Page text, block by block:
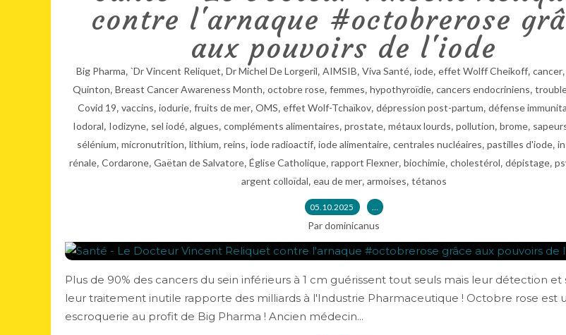
contre l'arnaque #octobrerose
aux pouvoirs de l'iode
Big Pharma, `Dr Vincent Reliquet, Dr Michel De Lorgeril, AIMSIB, Viva Santé, iode, effet Wolff Cheikoff, cancer,
Quinton, Breast Cancer Awareness Month, octobre rose, femmes, hypothyroïdie, cancers endocriniens,
Covid 19, vaccins, iodurie, fruits de mer, OMS, effet Wolf-Tchaïkov, dépression post-partum, défense
Iodoral, Iodizyne, sel iodé, algues, compléments alimentaires, prostate, métaux lourds, pollution, brome,
sélénium, micronutrition, lithium, reins, iode radioactif, iode alimentaire, centrales nucléaires, pastilles d'iode,
rénale, Cordarone, Gaëtan de Salvatore, Église Catholique, rapport Flexner, biochimie, cholestérol, dépistage,
argent colloïdal, eau de mer, armoises, tétanos
05.10.2025 …
Par dominicanus
Plus de 90% des cancers du sein inférieurs à 1 cm guérissent tout seuls mais leur détection
leur traitement inutile rapporte des milliards à l'Industrie Pharmaceutique ! Octobre rose est
escroquerie au profit de Big Pharma ! Ancien médecin...